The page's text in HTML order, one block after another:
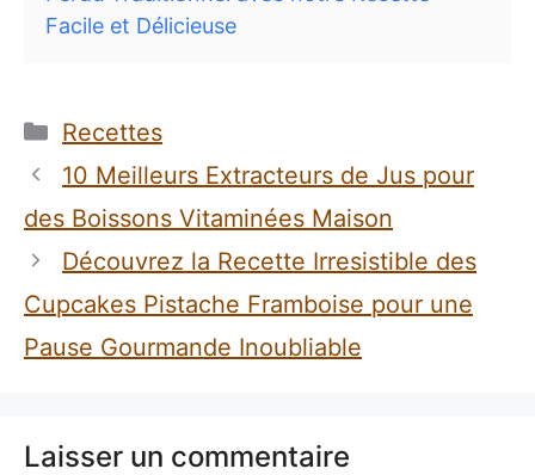
Facile et Délicieuse
Catégories
Recettes
10 Meilleurs Extracteurs de Jus pour
des Boissons Vitaminées Maison
Découvrez la Recette Irresistible des
Cupcakes Pistache Framboise pour une
Pause Gourmande Inoubliable
Laisser un commentaire